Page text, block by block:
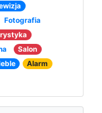
Fotografia
Salon
Alarm